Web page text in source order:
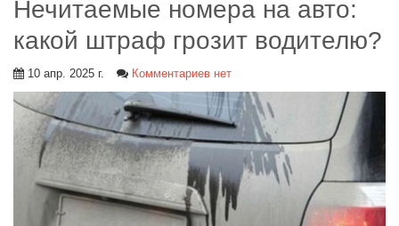
Нечитаемые номера на авто:
какой штраф грозит водителю?
10 апр. 2025 г. Комментариев нет